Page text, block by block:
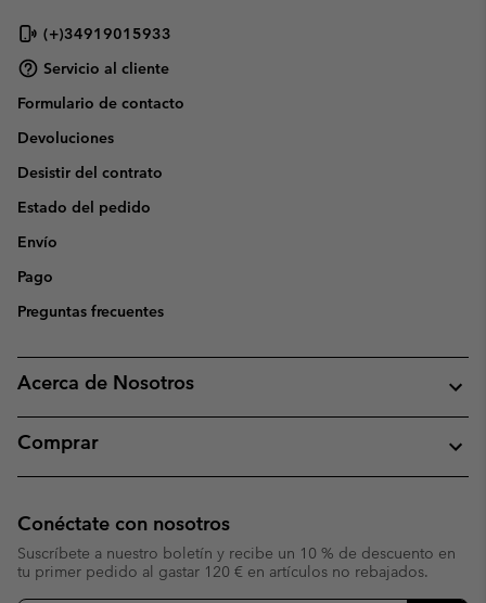
(+)34919015933
Servicio al cliente
Formulario de contacto
Devoluciones
Desistir del contrato
Estado del pedido
Envío
Pago
Preguntas frecuentes
Acerca de Nosotros
Comprar
Conéctate con nosotros
Suscríbete a nuestro boletín y recibe un 10 % de descuento en
tu primer pedido al gastar 120 € en artículos no rebajados.